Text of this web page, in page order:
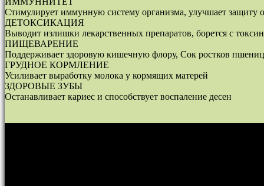
Стимулирует иммунную систему организма, улучшает защиту
ДЕТОКСИКАЦИЯ
Выводит излишки лекарственных препаратов, борется с
ПИЩЕВАРЕНИЕ
Поддерживает здоровую кишечную флору, Сок ростков
ГРУДНОЕ КОРМЛЕНИЕ
Усиливает выработку молока у кормящих матерей
ЗДОРОВЫЕ ЗУБЫ
Останавливает кариес и способствует воспаление десен